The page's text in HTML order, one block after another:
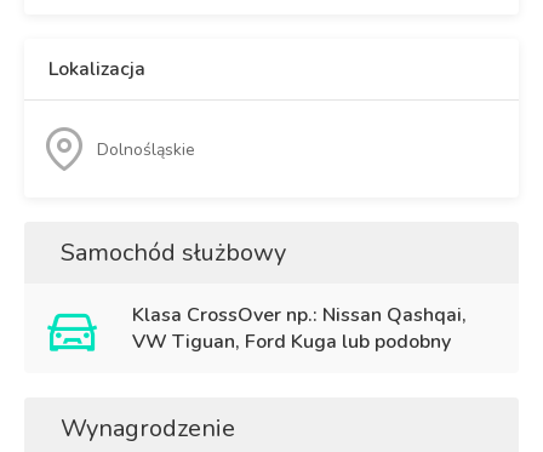
Lokalizacja
Dolnośląskie
Samochód służbowy
Klasa CrossOver np.: Nissan Qashqai,
VW Tiguan, Ford Kuga lub podobny
Wynagrodzenie